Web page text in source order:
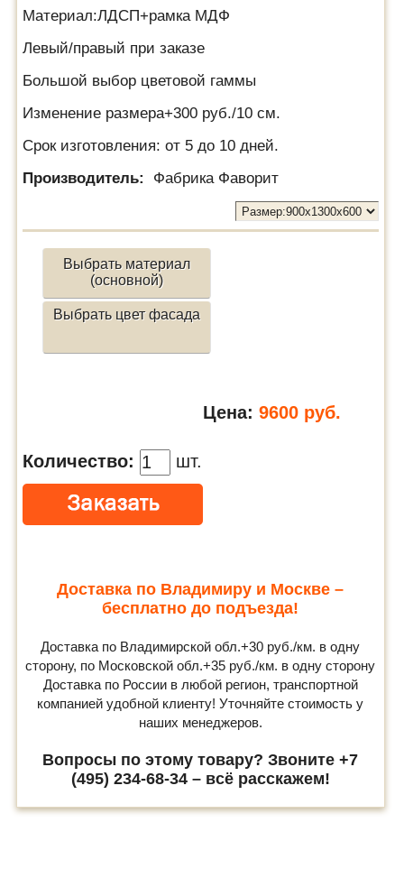
Материал:ЛДСП+рамка МДФ
Левый/правый при заказе
Большой выбор цветовой гаммы
Изменение размера+300 руб./10 см.
Срок изготовления: от 5 до 10 дней.
Производитель:
Фабрика Фаворит
Выбрать материал
(основной)
Выбрать цвет фасада
Цена: 9600 руб.
Количество: шт.
Доставка по Владимиру и Москве –
бесплатно до подъезда!
Доставка по Владимирской обл.+30 руб./км. в одну
сторону, по Московской обл.+35 руб./км. в одну сторону
Доставка по России в любой регион, транспортной
компанией удобной клиенту! Уточняйте стоимость у
наших менеджеров.
Вопросы по этому товару? Звоните +7
(495) 234-68-34 – всё расскажем!